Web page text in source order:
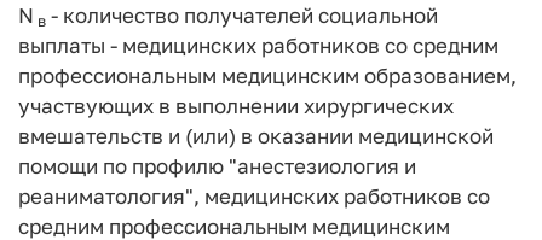
N в - количество получателей социальной
выплаты - медицинских работников со средним
профессиональным медицинским образованием,
участвующих в выполнении хирургических
вмешательств и (или) в оказании медицинской
помощи по профилю "анестезиология и
реаниматология", медицинских работников со
средним профессиональным медицинским